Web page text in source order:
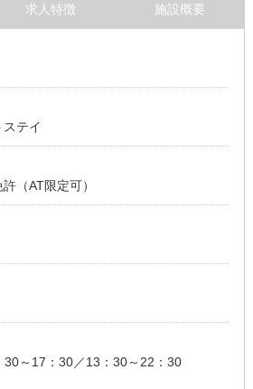
求人特徴 施設概要
ステイ
（AT限定可）
～17：30／13：30～22：30